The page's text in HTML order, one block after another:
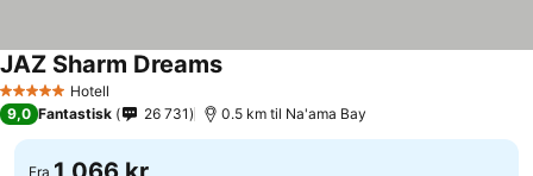
5 Stjerner Hotell
JAZ Sharm DreamsSe priser
9,0 Fantastisk 26 731 0.5 km til Na'ama Bay
Fra